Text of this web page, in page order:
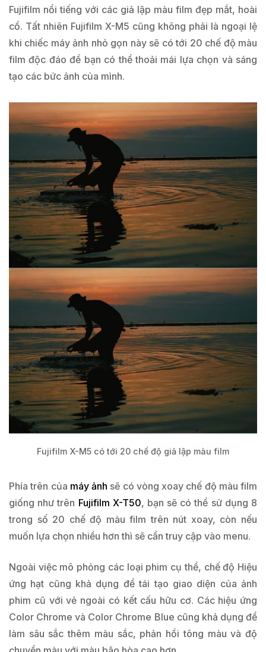
Fujifilm nổi tiếng với các giả lập màu film đẹp mắt, hoài
cổ. Tất nhiên Fujifilm X-M5 cũng không phải là ngoại lệ
khi chiếc máy ảnh nhỏ gọn này sẽ có tới 20 chế độ màu
film độc đáo để bạn có thể thoải mái lựa chọn và sáng
tạo các bức ảnh của mình.
Fujifilm X-M5 có tới 20 chế độ giả lập màu film
Phía trên của máy ảnh sẽ có vòng xoay chế độ màu film
giống như trên Fujifilm X-T50, bạn sẽ có thể sử dụng 8
trong số 20 chế độ màu film trên nút xoay, còn nếu
muốn lựa chọn nhiều hơn thì sẽ cần truy cập vào menu.
Ngoài việc mô phỏng các loại phim cụ thể, chế độ Hiệu
ứng hạt cũng khả dụng để tái tạo giao diện của ảnh
phim cũ với vẻ ngoài có kết cấu hữu cơ. Các hiệu ứng
Color Chrome và Color Chrome Blue cũng khả dụng để
làm sâu sắc thêm màu sắc, phản hồi tông màu và độ